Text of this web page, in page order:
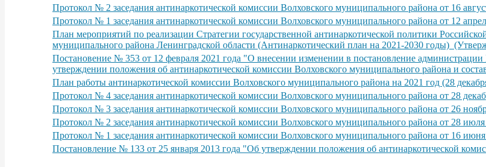
Протокол № 2 заседания антинаркотической комиссии Волховского муниципального района от 16
Протокол № 1 заседания антинаркотической комиссии Волховского муниципального района от 12
План мероприятий по реализации Стратегии государственной антинаркотической политики
муниципального района Ленинградской области (Антинаркотический план на 2021-2030 годы)
Постановение № 353 от 12 февраля 2021 года "О внесении изменении в постановление
утверждении положения об антинаркотической комиссии Волховского муниципального района и
План работы антинаркотической комиссии Волховского муниципального района на 2021 год (28
Протокол № 4 заседания антинаркотической комиссии Волховского муниципального района от 28
Протокол № 3 заседания антинаркотической комиссии Волховского муниципального района от 26
Протокол № 2 заседания антинаркотической комиссии Волховского муниципального района от 28 июля
Протокол № 1 заседания антинаркотической комиссии Волховского муниципального района от 16 июня
Постановление № 133 от 25 января 2013 года "Об утверждении положения об антинаркотической